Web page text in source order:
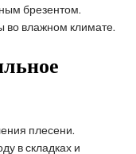
брезентом.
во влажном климате.
плесени.
в складках и